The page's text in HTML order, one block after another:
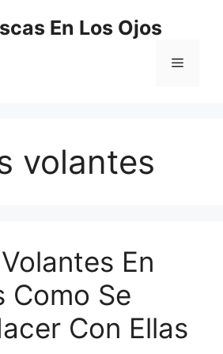
En Los Ojos
Menú
volantes
En
Como Se
Con Ellas